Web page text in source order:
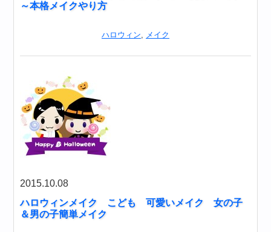
～本格メイクやり方
ハロウィン, メイク
2015.10.08
ハロウィンメイク こども 可愛いメイク 女の子
＆男の子簡単メイク